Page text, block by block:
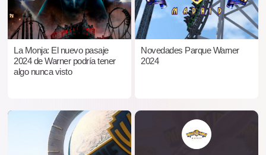
La Monja: El nuevo pasaje
2024 de Warner podría tener
algo nunca visto
Novedades Parque Warner
2024